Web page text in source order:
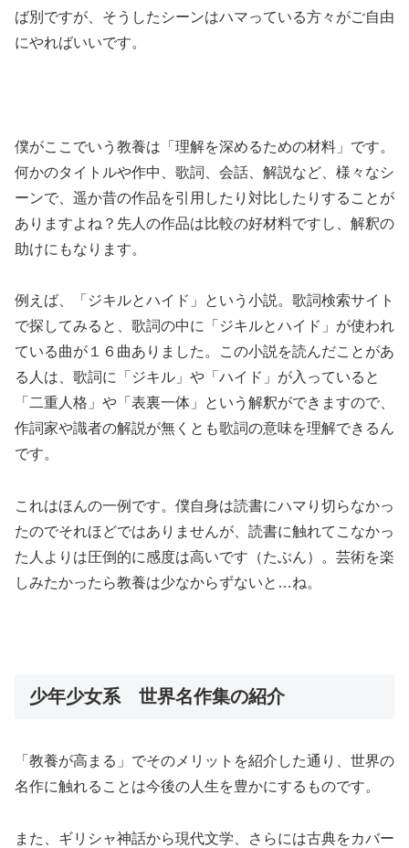
ば別ですが、そうしたシーンはハマっている方々がご自由
にやればいいです。
僕がここでいう教養は「理解を深めるための材料」です。
何かのタイトルや作中、歌詞、会話、解説など、様々なシ
ーンで、遥か昔の作品を引用したり対比したりすることが
ありますよね？先人の作品は比較の好材料ですし、解釈の
助けにもなります。
例えば、「ジキルとハイド」という小説。歌詞検索サイト
で探してみると、歌詞の中に「ジキルとハイド」が使われ
ている曲が１６曲ありました。この小説を読んだことがあ
る人は、歌詞に「ジキル」や「ハイド」が入っていると
「二重人格」や「表裏一体」という解釈ができますので、
作詞家や識者の解説が無くとも歌詞の意味を理解できるん
です。
これはほんの一例です。僕自身は読書にハマり切らなかっ
たのでそれほどではありませんが、読書に触れてこなかっ
た人よりは圧倒的に感度は高いです（たぶん）。芸術を楽
しみたかったら教養は少なからずないと…ね。
少年少女系 世界名作集の紹介
「教養が高まる」でそのメリットを紹介した通り、世界の
名作に触れることは今後の人生を豊かにするものです。
また、ギリシャ神話から現代文学、さらには古典をカバー